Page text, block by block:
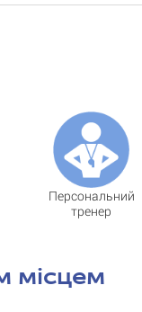
Персональний
тренер
місцем